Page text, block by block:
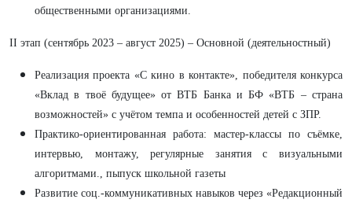
общественными организациями.
II этап (сентябрь 2023 – август 2025) – Основной (деятельностный)
Реализация проекта «С кино в контакте», победителя конкурса
«Вклад в твоё будущее» от ВТБ Банка и БФ «ВТБ – страна
возможностей» с учётом темпа и особенностей детей с ЗПР.
Практико-ориентированная работа: мастер-классы по съёмке,
интервью, монтажу, регулярные занятия с визуальными
алгоритмами., пыпуск школьной газеты
Развитие соц.-коммуникативных навыков через «Редакционный